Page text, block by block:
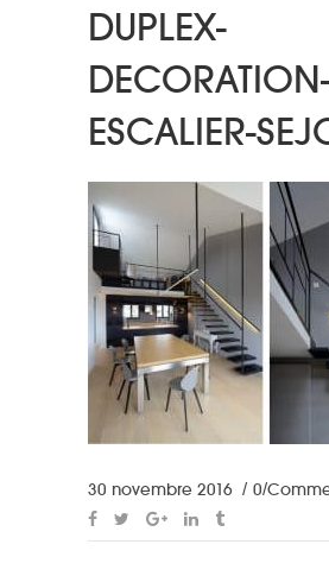
DUPLEX-
ESCALIER-
30 novembre 2016 0